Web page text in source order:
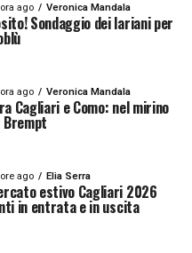
distrazione ai
TOP NEWS
ago Veronica Mandala
Sondaggio dei lariani per
ago Veronica Mandala
Cagliari e Como: nel mirino
Brempt
ago Elia Serra
estivo Cagliari 2026
in entrata e in uscita